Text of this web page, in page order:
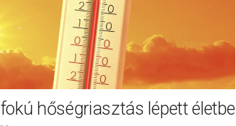
hőségriasztás lépett életbe